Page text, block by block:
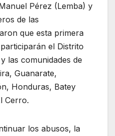
Pérez (Lemba) y
de las
que esta primera
el Distrito
las comunidades de
Guanarate,
Honduras, Batey
Cerro.
los abusos, la